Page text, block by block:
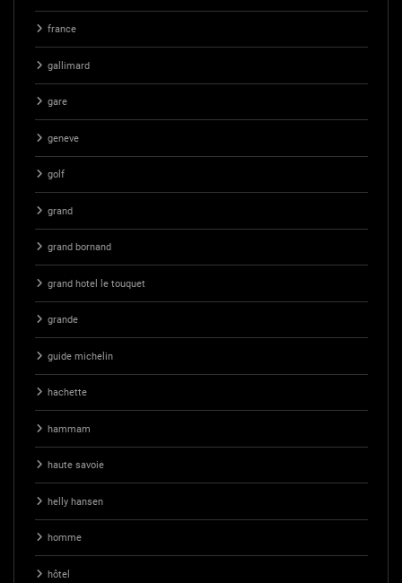
france
gallimard
gare
geneve
golf
grand
grand bornand
grand hotel le touquet
grande
guide michelin
hachette
hammam
haute savoie
helly hansen
homme
hôtel